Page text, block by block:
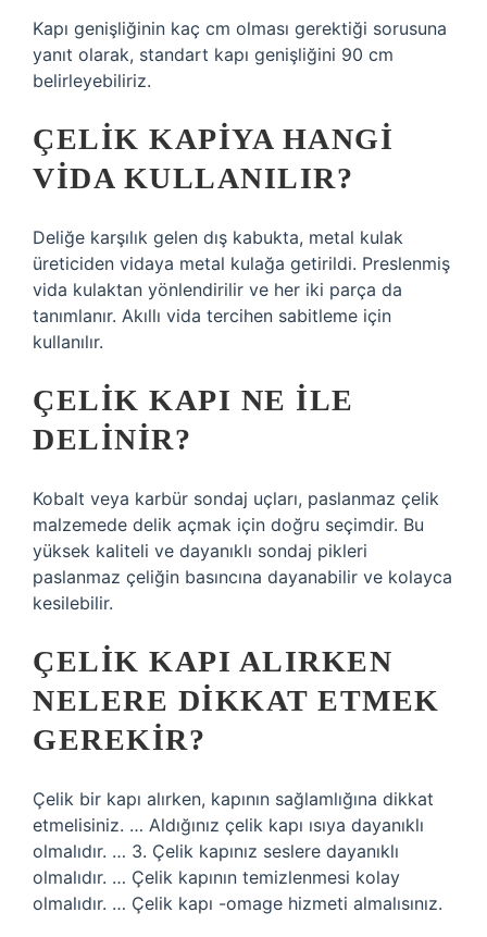
Kapı genişliğinin kaç cm olması gerektiği sorusuna
yanıt olarak, standart kapı genişliğini 90 cm
belirleyebiliriz.
ÇELIK KAPIYA HANGI
VIDA KULLANILIR?
Deliğe karşılık gelen dış kabukta, metal kulak
üreticiden vidaya metal kulağa getirildi. Preslenmiş
vida kulaktan yönlendirilir ve her iki parça da
tanımlanır. Akıllı vida tercihen sabitleme için
kullanılır.
ÇELIK KAPI NE ILE
DELINIR?
Kobalt veya karbür sondaj uçları, paslanmaz çelik
malzemede delik açmak için doğru seçimdir. Bu
yüksek kaliteli ve dayanıklı sondaj pikleri
paslanmaz çeliğin basıncına dayanabilir ve kolayca
kesilebilir.
ÇELIK KAPI ALIRKEN
NELERE DIKKAT ETMEK
GEREKIR?
Çelik bir kapı alırken, kapının sağlamlığına dikkat
etmelisiniz. … Aldığınız çelik kapı ısıya dayanıklı
olmalıdır. … 3. Çelik kapınız seslere dayanıklı
olmalıdır. … Çelik kapının temizlenmesi kolay
olmalıdır. … Çelik kapı -omage hizmeti almalısınız.